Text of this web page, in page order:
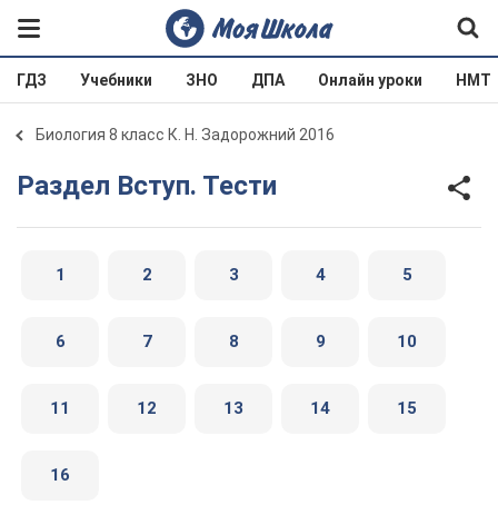
ГДЗ Учебники ЗНО ДПА Онлайн уроки НМТ
Биология 8 класс К. Н. Задорожний 2016
Раздел Вступ. Тести
1 2 3 4 5
6 7 8 9 10
11 12 13 14 15
16